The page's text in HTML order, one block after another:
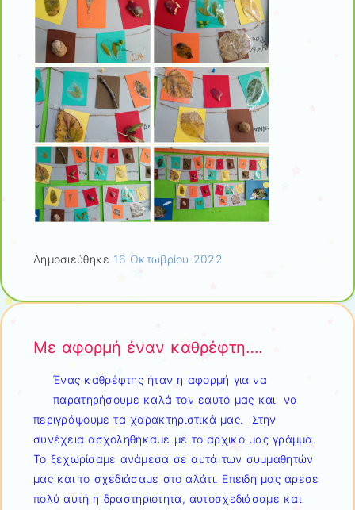
Δημοσιεύθηκε 16 Οκτωβρίου 2022
Με αφορμή έναν καθρέφτη….
Ένας καθρέφτης ήταν η αφορμή για να
παρατηρήσουμε καλά τον εαυτό μας και να
περιγράψουμε τα χαρακτηριστικά μας. Στην
συνέχεια ασχοληθήκαμε με το αρχικό μας γράμμα.
Το ξεχωρίσαμε ανάμεσα σε αυτά των συμμαθητών
μας και το σχεδιάσαμε στο αλάτι. Επειδή μας άρεσε
πολύ αυτή η δραστηριότητα, αυτοσχεδιάσαμε και